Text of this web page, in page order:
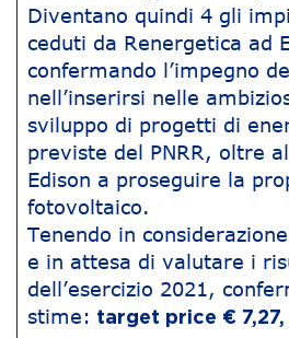
Diventano quindi 4 gli
ceduti da Renergetica ad
confermando l’impegno
nell’inserirsi nelle
sviluppo di progetti di
previste del PNRR, oltre
Edison a proseguire la
fotovoltaico.
Tenendo in
e in attesa di valutare i
dell’esercizio 2021,
stime: target price €